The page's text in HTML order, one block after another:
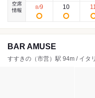
空席
情報
8/9 10
BAR AMUSE
すすきの（市営）駅 94m / イタ